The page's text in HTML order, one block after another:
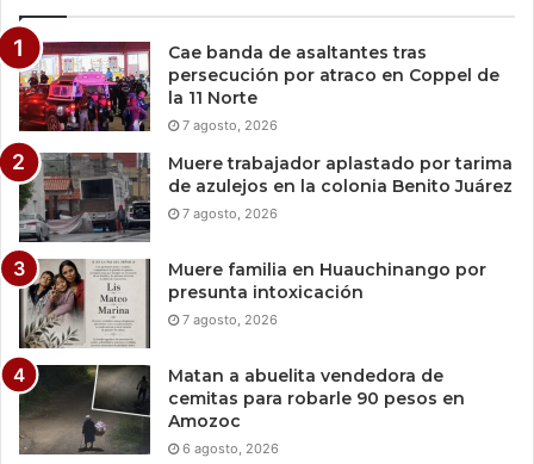
Cae banda de asaltantes tras
persecución por atraco en Coppel de
la 11 Norte
7 agosto, 2026
Muere trabajador aplastado por tarima
de azulejos en la colonia Benito Juárez
7 agosto, 2026
Muere familia en Huauchinango por
presunta intoxicación
7 agosto, 2026
Matan a abuelita vendedora de
cemitas para robarle 90 pesos en
Amozoc
6 agosto, 2026